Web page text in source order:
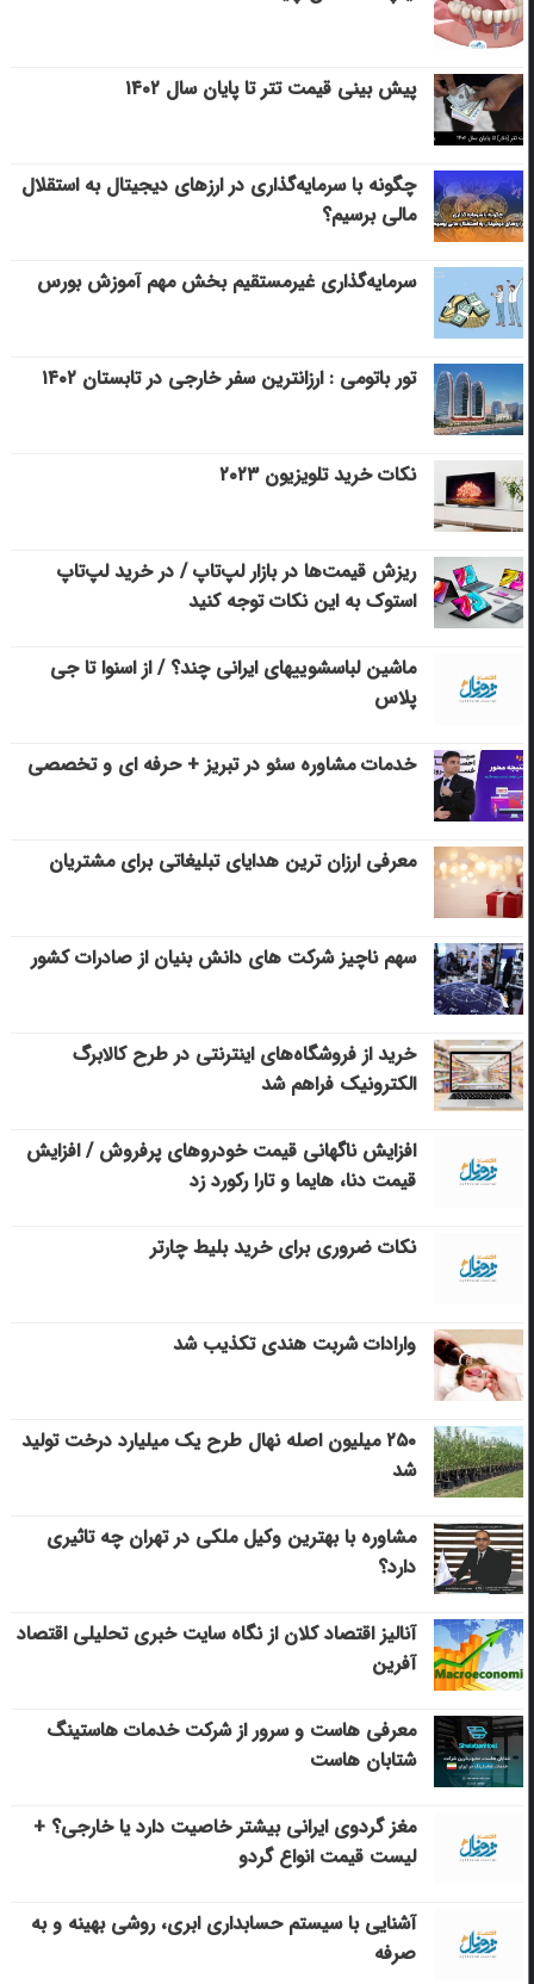
پیش بینی قیمت تتر تا پایان سال ۱۴۰۲
چگونه با سرمایه‌گذاری در ارزهای دیجیتال به استقلال
مالی برسیم؟
سرمایه‌گذاری غیرمستقیم بخش مهم آموزش بورس
تور باتومی : ارزانترین سفر خارجی در تابستان ۱۴۰۲
نکات خرید تلویزیون ۲۰۲۳
ریزش قیمت‌ها در بازار لپ‌تاپ / در خرید لپ‌تاپ
استوک به این نکات توجه کنید
ماشین لباسشویی‎های ایرانی چند؟ / از اسنوا تا جی
پلاس
خدمات مشاوره سئو در تبریز + حرفه ای و تخصصی
معرفی ارزان ترین هدایای تبلیغاتی برای مشتریان
سهم ناچیز شرکت های دانش بنیان از صادرات کشور
خرید از فروشگاه‌های اینترنتی در طرح کالابرگ
الکترونیک فراهم شد
افزایش ناگهانی قیمت خودروهای پرفروش / افزایش
قیمت دنا، هایما و تارا رکورد زد
نکات ضروری برای خرید بلیط چارتر
وارادات شربت هندی تکذیب شد
۲۵۰ میلیون اصله نهال طرح یک میلیارد درخت تولید
شد
مشاوره با بهترین وکیل ملکی در تهران چه تاثیری
دارد؟
آنالیز اقتصاد کلان از نگاه سایت خبری تحلیلی اقتصاد
آفرین
معرفی هاست و سرور از شرکت خدمات هاستینگ
شتابان هاست
مغز گردوی ایرانی بیشتر خاصیت دارد یا خارجی؟ +
لیست قیمت انواع گردو
آشنایی با سیستم حسابداری ابری، روشی بهینه و به
صرفه